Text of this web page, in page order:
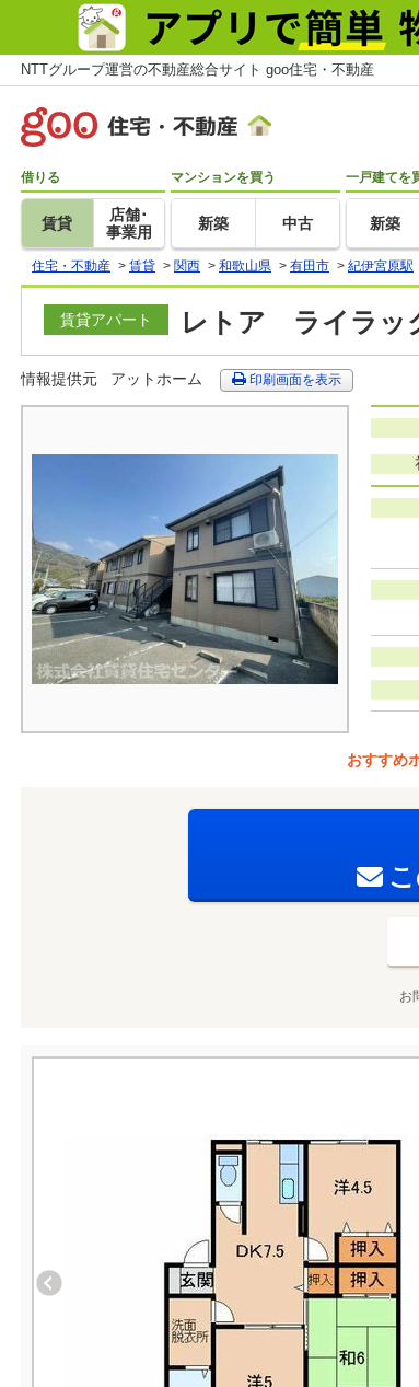
NTTグループ運営の不動産総合サイト goo住宅・不動産
借りる
賃貸
店舗･
事業用
マンションを買う
新築 中古
一戸建てを
新築
住宅・不動産 > 賃貸 > 関西 > 和歌山県 > 有田市 > 紀伊宮原駅
賃貸アパート レトア ライラッ
情報提供元 アットホーム 印刷画面を表示
おすすめ
お